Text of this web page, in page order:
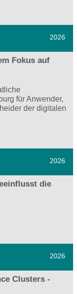
2026
Fokus auf
für Anwender,
der digitalen
2026
die
2026
Clusters -